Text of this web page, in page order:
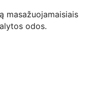
masažuojamaisiais
odos.